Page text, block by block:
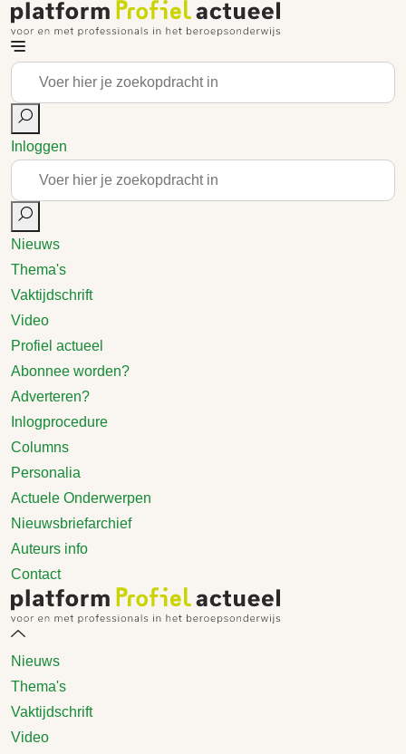
Inloggen
Nieuws
Thema's
Vaktijdschrift
Video
Profiel actueel
Abonnee worden?
Adverteren?
Inlogprocedure
Columns
Personalia
Actuele Onderwerpen
Nieuwsbriefarchief
Auteurs info
Contact
Nieuws
Thema's
Vaktijdschrift
Video